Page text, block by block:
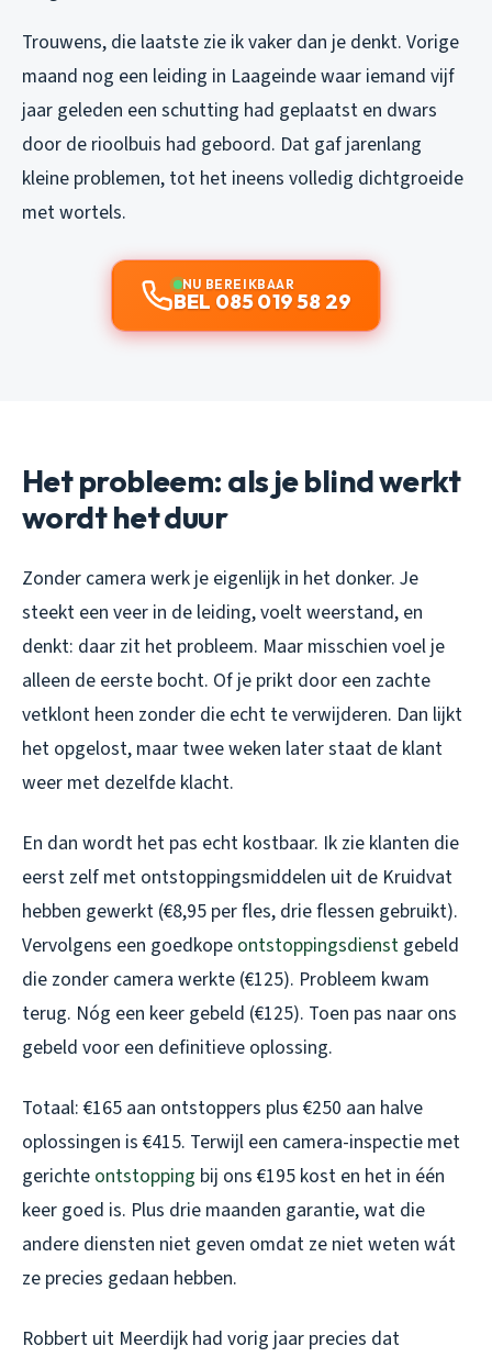
Trouwens, die laatste zie ik vaker dan je denkt. Vorige
maand nog een leiding in Laageinde waar iemand vijf
jaar geleden een schutting had geplaatst en dwars
door de rioolbuis had geboord. Dat gaf jarenlang
kleine problemen, tot het ineens volledig dichtgroeide
met wortels.
NU BEREIKBAAR
BEL 085 019 58 29
Het probleem: als je blind werkt
wordt het duur
Zonder camera werk je eigenlijk in het donker. Je
steekt een veer in de leiding, voelt weerstand, en
denkt: daar zit het probleem. Maar misschien voel je
alleen de eerste bocht. Of je prikt door een zachte
vetklont heen zonder die echt te verwijderen. Dan lijkt
het opgelost, maar twee weken later staat de klant
weer met dezelfde klacht.
En dan wordt het pas echt kostbaar. Ik zie klanten die
eerst zelf met ontstoppingsmiddelen uit de Kruidvat
hebben gewerkt (€8,95 per fles, drie flessen gebruikt).
Vervolgens een goedkope ontstoppingsdienst gebeld
die zonder camera werkte (€125). Probleem kwam
terug. Nóg een keer gebeld (€125). Toen pas naar ons
gebeld voor een definitieve oplossing.
Totaal: €165 aan ontstoppers plus €250 aan halve
oplossingen is €415. Terwijl een camera-inspectie met
gerichte ontstopping bij ons €195 kost en het in één
keer goed is. Plus drie maanden garantie, wat die
andere diensten niet geven omdat ze niet weten wát
ze precies gedaan hebben.
Robbert uit Meerdijk had vorig jaar precies dat